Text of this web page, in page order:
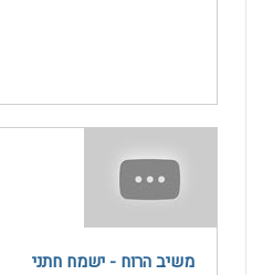
משיב הרוח - ישמח חתני